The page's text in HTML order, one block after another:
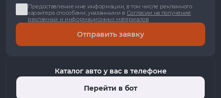
Предоставление мне информации, в том числе рекламного
характера способами, указанными в Согласии на получение
рекламных и информационных материалов
Отправить заявку
Каталог авто у вас в телефоне
Перейти в бот